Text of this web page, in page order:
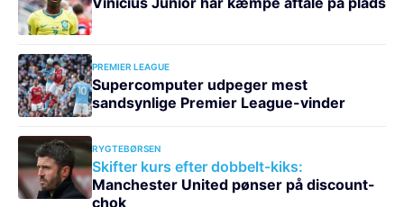
PREMIER LEAGUE
Supercomputer udpeger mest
sandsynlige Premier League-vinder
RYGTEBØRSEN
Skifter kurs efter dobbelt-kiks:
Manchester United pønser på discount-
chok